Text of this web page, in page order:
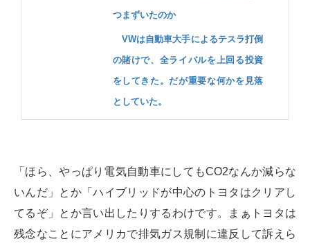
つまずいたのか
VWは自動車大手によるテスラ打倒
の賭けで、全ライバルを上回る投資
をしてきた。だが重要な何かを見落
としていた。
「ほら、やっぱり電気自動車にしてもCO2なんか減らな
いんだ」とか「ハイブリッドが中心のトヨタはクリアし
てるぞ」とか言い出したりするわけです。まぁトヨタは
残念なことにアメリカで排気ガス規制に違反して訴えら